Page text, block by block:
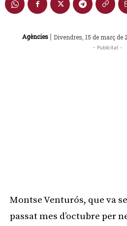
Agències | Divendres, 15 de març de
- Publicitat -
Montse Venturós, que va
passat mes d’octubre per